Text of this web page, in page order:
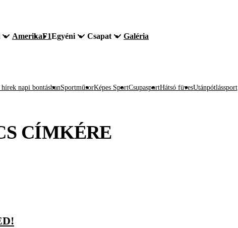
AmerikaF1Egyéni Csapat Galéria
napi bontásbanSportműsorKépes SportCsupasportHátsó füvesUtánpótlássport
CÍMKÉRE